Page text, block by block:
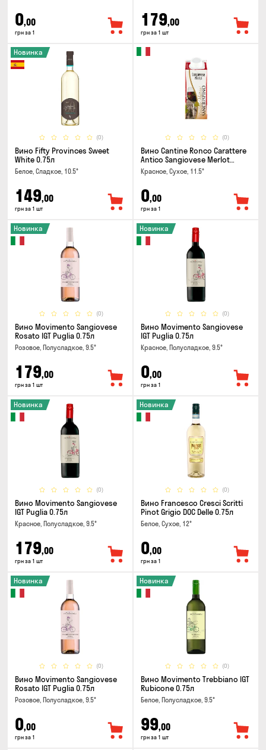
0,00
грн за 1
179,00
грн за 1 шт
(0)
Новинка
Вино Fifty Provinces Sweet
White 0.75л
Белое, Сладкое, 10.5°
149,00
грн за 1 шт
(0)
Вино Cantine Ronco Carattere
Antico Sangiovese Merlot
Rubicone IGT 0.25л
Красное, Сухое, 11.5°
0,00
грн за 1
(0)
Новинка
Вино Movimento Sangiovese
Rosato IGT Puglia 0.75л
Розовое, Полусладкое, 9.5°
179,00
грн за 1 шт
(0)
Новинка
Вино Movimento Sangiovese
IGT Puglia 0.75л
Красное, Полусладкое, 9.5°
0,00
грн за 1
(0)
Новинка
Вино Movimento Sangiovese
IGT Puglia 0.75л
Красное, Полусладкое, 9.5°
179,00
грн за 1 шт
(0)
Новинка
Вино Francesco Cresci Scritti
Pinot Grigio DOC Delle 0.75л
Белое, Сухое, 12°
0,00
грн за 1
(0)
Новинка
Вино Movimento Sangiovese
Rosato IGT Puglia 0.75л
Розовое, Полусладкое, 9.5°
0,00
грн за 1
(0)
Новинка
Вино Movimento Trebbiano IGT
Rubicone 0.75л
Белое, Полусладкое, 9.5°
99,00
грн за 1 шт